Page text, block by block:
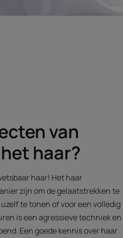
van
haar?
haar! Het haar
zijn om de gelaatstrekken te
te tonen of voor een volledig
is een agressieve techniek en
Een goede kennis over haar